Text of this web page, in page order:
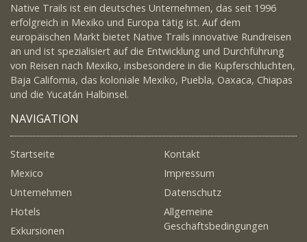
Native Trails ist ein deutsches Unternehmen, das seit 1996
erfolgreich in Mexiko und Europa tätig ist. Auf dem
europäischen Markt bietet Native Trails innovative Rundreisen
an und ist spezialisiert auf die Entwicklung und Durchführung
von Reisen nach Mexiko, insbesondere in die Kupferschluchten,
Baja California, das koloniale Mexiko, Puebla, Oaxaca, Chiapas
und die Yucatán Halbinsel.
NAVIGATION
Startseite
Mexico
Unternehmen
Hotels
Exkursionen
Kontakt
Impressum
Datenschutz
Allgemeine
Geschäftsbedingungen